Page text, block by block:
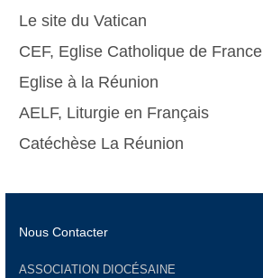
Le site du Vatican
CEF, Eglise Catholique de France
Eglise à la Réunion
AELF, Liturgie en Français
Catéchèse La Réunion
Nous Contacter
ASSOCIATION DIOCÉSAINE